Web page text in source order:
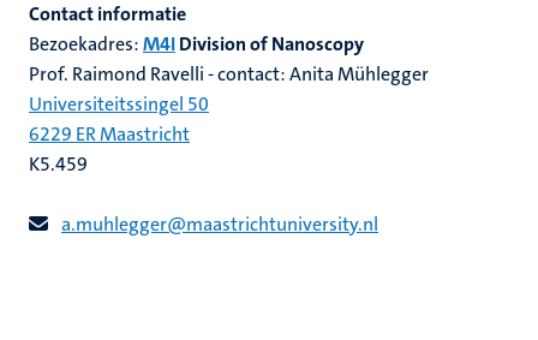
Contact informatie
Bezoekadres:M4IDivision of Nanoscopy
Prof. Raimond Ravelli - contact: Anita Mühlegger
Universiteitssingel 50
6229 ER Maastricht
K5.459
a.muhlegger@maastrichtuniversity.nl